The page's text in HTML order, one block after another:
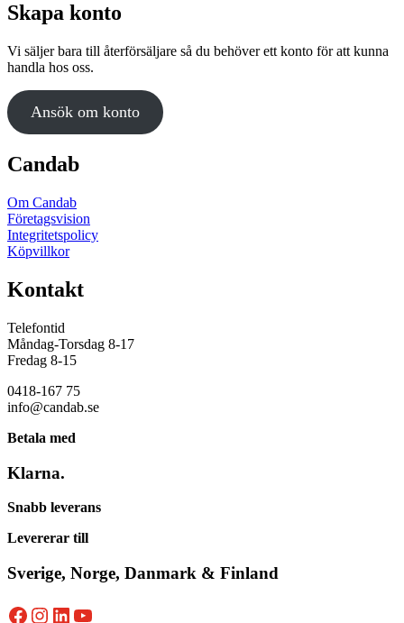
Skapa konto
Vi säljer bara till återförsäljare så du behöver ett konto för att kunna
handla hos oss.
Ansök om konto
Candab
Om Candab
Företagsvision
Integritetspolicy
Köpvillkor
Kontakt
Telefontid
Måndag-Torsdag 8-17
Fredag 8-15
0418-167 75
info@candab.se
Betala med
Klarna.
Snabb leverans
Levererar till
Sverige, Norge, Danmark & Finland
Facebook
Instagram
LinkedIn
YouTube